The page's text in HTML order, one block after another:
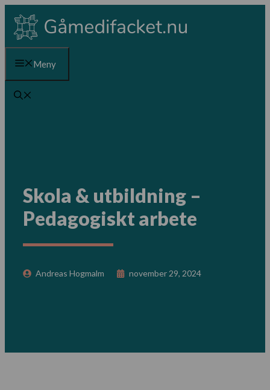
Hoppa
innehåll
Meny
Skola & utbildning –
Pedagogiskt arbete
Andreas Hogmalm november 29, 2024